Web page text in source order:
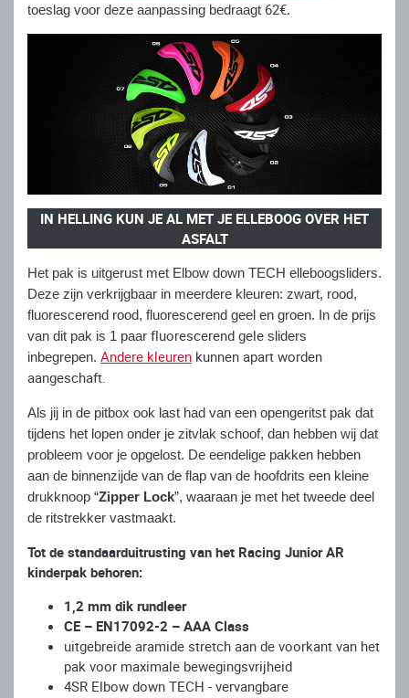
toeslag voor deze aanpassing bedraagt 62€.
IN HELLING KUN JE AL MET JE ELLEBOOG OVER HET
ASFALT
Het pak is uitgerust met Elbow down TECH elleboogsliders.
Deze zijn verkrijgbaar in meerdere kleuren: zwart, rood,
fluorescerend rood, fluorescerend geel en groen. In de prijs
van dit pak is 1 paar fluorescerend gele sliders
inbegrepen. Andere kleuren kunnen apart worden
aangeschaft.
Als jij in de pitbox ook last had van een opengeritst pak dat
tijdens het lopen onder je zitvlak schoof, dan hebben wij dat
probleem voor je opgelost. De eendelige pakken hebben
aan de binnenzijde van de flap van de hoofdrits een kleine
drukknoop “Zipper Lock”, waaraan je met het tweede deel
de ritstrekker vastmaakt.
Tot de standaarduitrusting van het Racing Junior AR
kinderpak behoren:
1,2 mm dik rundleer
CE – EN17092-2 – AAA Class
uitgebreide aramide stretch aan de voorkant van het
pak voor maximale bewegingsvrijheid
4SR Elbow down TECH - vervangbare